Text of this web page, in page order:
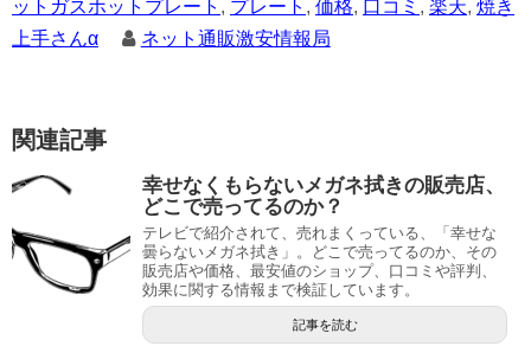
ットガスホットプレート , プレート , 価格, 口コミ , 楽天, 焼き
上手さんα
ネット通販激安情報局
関連記事
幸せなくもらないメガネ拭きの販売店、
どこで売ってるのか？
テレビで紹介されて、売れまくっている、「幸せな
曇らないメガネ拭き」。どこで売ってるのか、その
販売店や価格、最安値のショップ、口コミや評判、
効果に関する情報まで検証しています。
記事を読む